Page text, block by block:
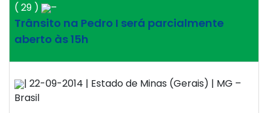
( 29 ) –
Trânsito na Pedro I será parcialmente
aberto às 15h
| 22-09-2014 | Estado de Minas (Gerais) | MG –
Brasil